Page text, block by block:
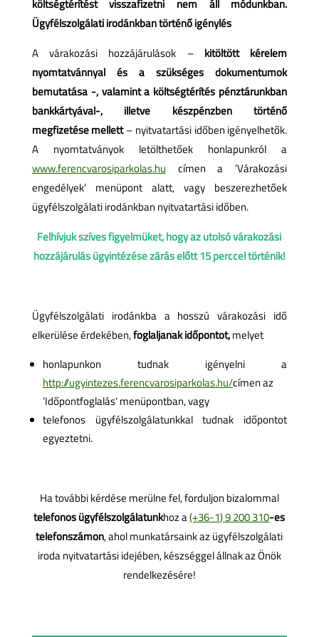
költségtérítést visszafizetni nem áll módunkban.
Ügyfélszolgálati irodánkban történő igénylés
A várakozási hozzájárulások – kitöltött kérelem
nyomtatvánnyal és a szükséges dokumentumok
bemutatása -, valamint a költségtérítés pénztárunkban
bankkártyával-, illetve készpénzben történő
megfizetése mellett– nyitvatartási időben igényelhetők.
A nyomtatványok letölthetőek honlapunkról a
www.ferencvarosiparkolas.hu címen a ’Várakozási
engedélyek’ menüpont alatt, vagy beszerezhetőek
ügyfélszolgálati irodánkban nyitvatartási időben.
Felhívjuk szíves figyelmüket, hogy az utolsó várakozási
hozzájárulás ügyintézése zárás előtt 15 perccel történik!
Ügyfélszolgálati irodánkba a hosszú várakozási idő
elkerülése érdekében,foglaljanak időpontot,melyet
honlapunkon tudnak igényelni a
http://ugyintezes.ferencvarosiparkolas.hu/címen az
’Időpontfoglalás’ menüpontban, vagy
telefonos ügyfélszolgálatunkkal tudnak időpontot
egyeztetni.
Ha további kérdése merülne fel, forduljon bizalommal
telefonos ügyfélszolgálatunkhoz a(+36-1) 9 200 310-es
telefonszámon, ahol munkatársaink az ügyfélszolgálati
iroda nyitvatartási idejében, készséggel állnak az Önök
rendelkezésére!